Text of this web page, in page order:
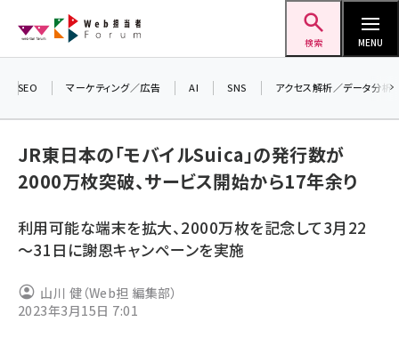
ン
検索 MENU
ai (2807)
note (2312)
SEO マーケティング／広告 AI SNS アクセス解析／データ分析
JR東日本の「モバイルSuica」の発行数が
2000万枚突破、サービス開始から17年余り
利用可能な端末を拡大、2000万枚を記念して3月22
～31日に謝恩キャンペーンを実施
山川 健（Web担 編集部）
2023年3月15日 7:01
＼ 8
生成